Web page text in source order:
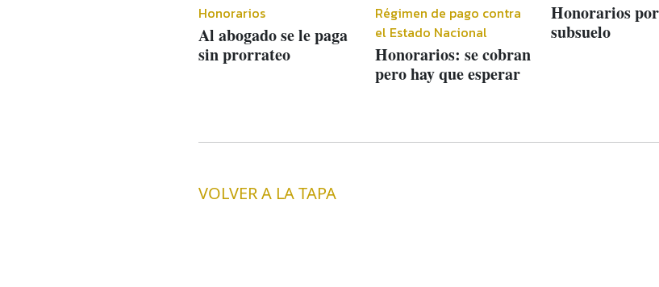
Honorarios
Al abogado se le paga
sin prorrateo
Régimen de pago contra
el Estado Nacional
Honorarios: se cobran
pero hay que esperar
Honorarios
subsuelo
VOLVER A LA TAPA